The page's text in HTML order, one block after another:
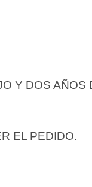
Y DOS AÑOS
EL PEDIDO.